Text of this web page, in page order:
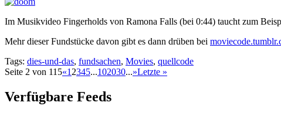
Im Musikvideo Fingerholds von Ramona Falls (bei 0:44) taucht zum
Mehr dieser Fundstücke davon gibt es dann drüben bei
Tags: dies-und-das, fundsachen, Movies, quellcode
Seite 2 von 115«1 2345...102030...»Letzte »
Verfügbare Feeds